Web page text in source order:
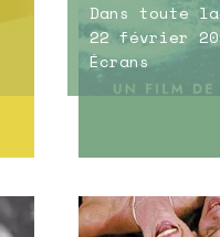
Dans toute
22 février
Écrans